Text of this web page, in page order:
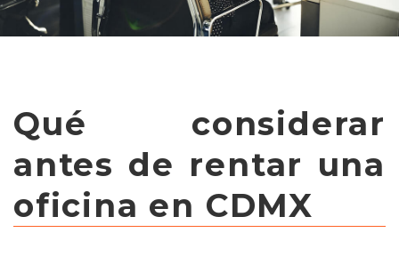
Qué considerar
antes de rentar una
oficina en CDMX